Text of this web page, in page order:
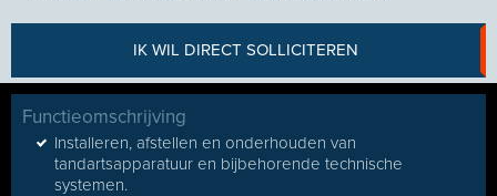
IK WIL DIRECT SOLLICITEREN
Functieomschrijving
Installeren, afstellen en onderhouden van
tandartsapparatuur en bijbehorende technische
systemen.